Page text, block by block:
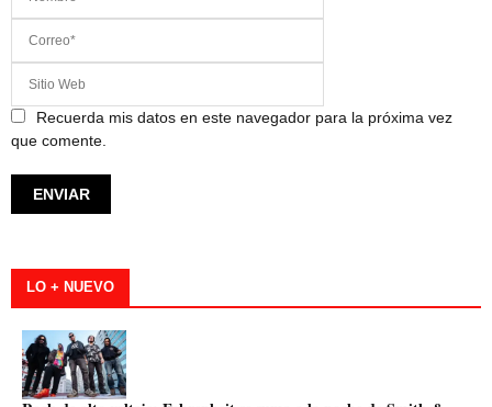
Recuerda mis datos en este navegador para la próxima vez
que comente.
LO + NUEVO